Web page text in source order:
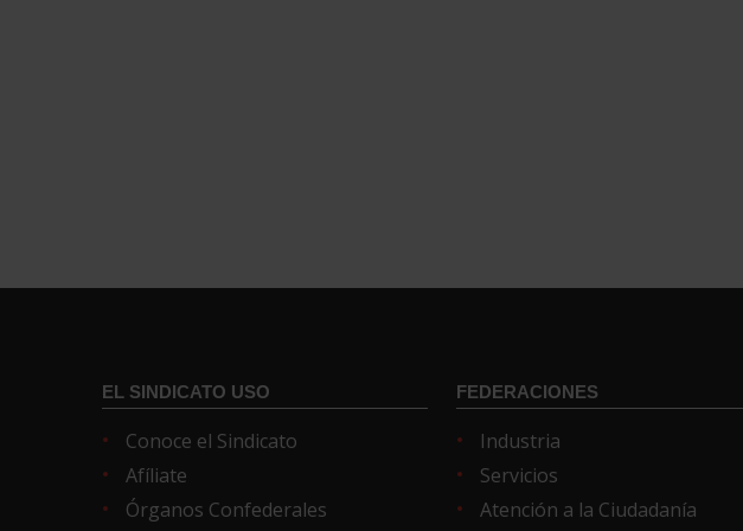
EL SINDICATO USO
Conoce el Sindicato
Afíliate
Órganos Confederales
FEDERACIONES
Industria
Servicios
Atención a la Ciudadanía